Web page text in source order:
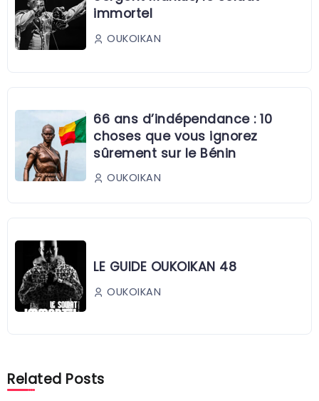
immortel
OUKOIKAN
66 ans d’indépendance : 10
choses que vous ignorez
sûrement sur le Bénin
OUKOIKAN
LE GUIDE OUKOIKAN 48
OUKOIKAN
Related Posts